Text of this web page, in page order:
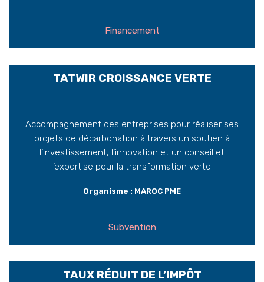
Financement
TATWIR CROISSANCE VERTE
Accompagnement des entreprises pour réaliser ses
projets de décarbonation à travers un soutien à
l’investissement, l’innovation et un conseil et
l’expertise pour la transformation verte.
Organisme : MAROC PME
Subvention
TAUX RÉDUIT DE L’IMPÔT